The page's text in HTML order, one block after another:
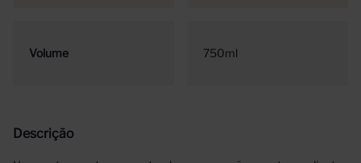
Volume 750ml
Descrição